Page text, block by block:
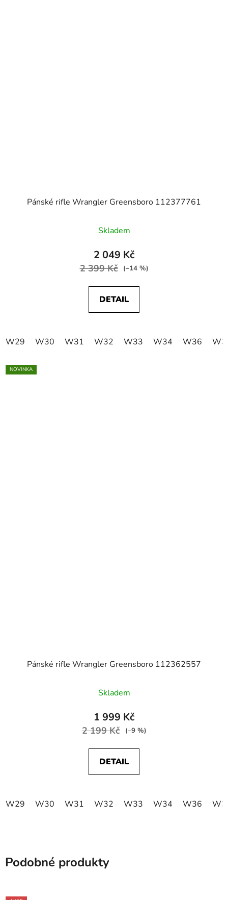
Pánské rifle Wrangler Greensboro 112377761
Skladem
2 049 Kč
2 399 Kč (–14 %)
DETAIL
W29 W30 W31 W32 W33 W34 W36
NOVINKA
Pánské rifle Wrangler Greensboro 112362557
Skladem
1 999 Kč
2 199 Kč (–9 %)
DETAIL
W29 W30 W31 W32 W33 W34 W36
Podobné produkty